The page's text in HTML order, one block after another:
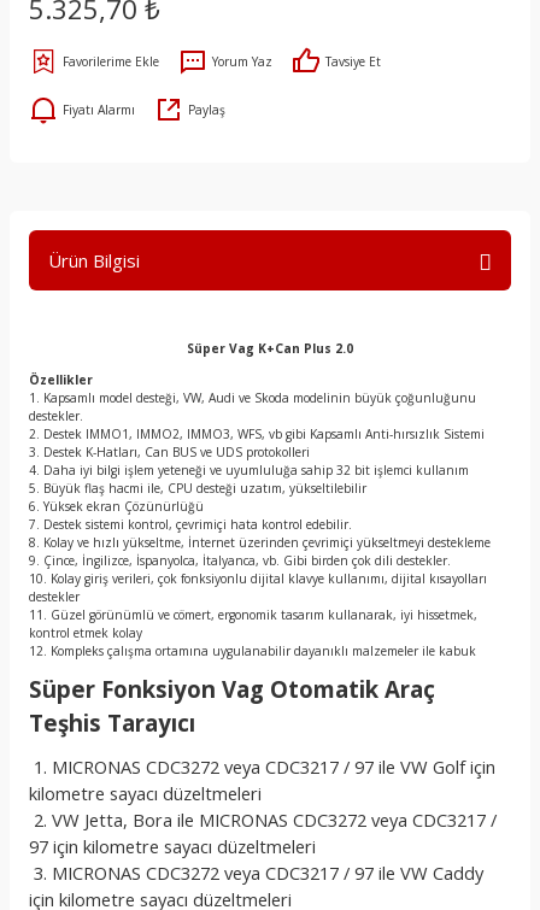
5.325,70 ₺
Yorum Yaz Tavsiye Et
Fiyatı Alarmı Paylaş
Ürün Bilgisi
Süper Vag K+Can Plus 2.0
Özellikler
1. Kapsamlı model desteği, VW, Audi ve Skoda modelinin büyük çoğunluğunu
destekler.
2. Destek IMMO1, IMMO2, IMMO3, WFS, vb gibi Kapsamlı Anti-hırsızlık Sistemi
3. Destek K-Hatları, Can BUS ve UDS protokolleri
4. Daha iyi bilgi işlem yeteneği ve uyumluluğa sahip 32 bit işlemci kullanım
5. Büyük flaş hacmi ile, CPU desteği uzatım, yükseltilebilir
6. Yüksek ekran Çözünürlüğü
7. Destek sistemi kontrol, çevrimiçi hata kontrol edebilir.
8. Kolay ve hızlı yükseltme, İnternet üzerinden çevrimiçi yükseltmeyi destekleme
9. Çince, İngilizce, İspanyolca, İtalyanca, vb. Gibi birden çok dili destekler.
10. Kolay giriş verileri, çok fonksiyonlu dijital klavye kullanımı, dijital kısayolları
destekler
11. Güzel görünümlü ve cömert, ergonomik tasarım kullanarak, iyi hissetmek,
kontrol etmek kolay
12. Kompleks çalışma ortamına uygulanabilir dayanıklı malzemeler ile kabuk
Süper Fonksiyon Vag Otomatik Araç
Teşhis Tarayıcı
1. MICRONAS CDC3272 veya CDC3217 / 97 ile VW Golf için
kilometre sayacı düzeltmeleri
2. VW Jetta, Bora ile MICRONAS CDC3272 veya CDC3217 /
97 için kilometre sayacı düzeltmeleri
3. MICRONAS CDC3272 veya CDC3217 / 97 ile VW Caddy
için kilometre sayacı düzeltmeleri